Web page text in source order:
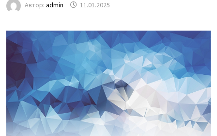
Автор: admin 11.01.2025